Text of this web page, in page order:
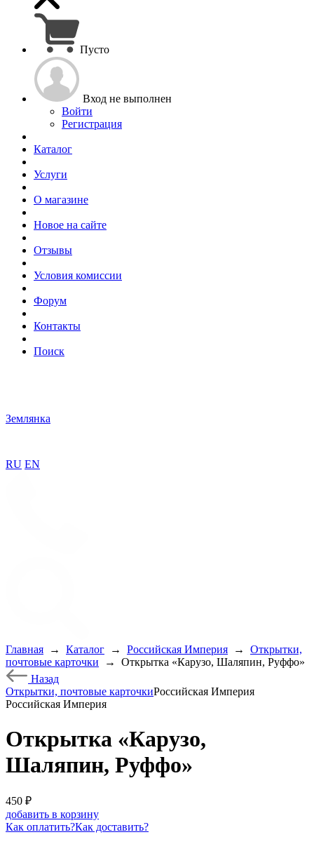
Пусто
Вход не выполнен
Войти
Регистрация
Каталог
Услуги
О магазине
Новое на сайте
Отзывы
Условия комиссии
Форум
Контакты
Поиск
Землянка
RU EN
Главная → Каталог → Российская Империя →
Открытки,
почтовые карточки
→
Открытка «Карузо, Шаляпин, Руффо»
Назад
Открытки, почтовые карточкиРоссийская Империя
Российская Империя
Открытка «Карузо,
Шаляпин, Руффо»
450 ₽
добавить в корзину
Как оплатить?Как доставить?